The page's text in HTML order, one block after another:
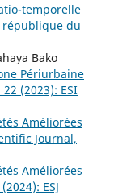
temporelle
république du
Bako
Périurbaine
(2023): ESI
Améliorées
Journal,
Améliorées
ESJ